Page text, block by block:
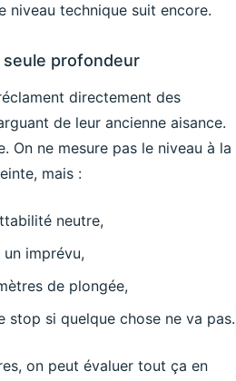
niveau technique suit encore.
seule profondeur
directement des
de leur ancienne aisance.
On ne mesure pas le niveau à la
mais :
neutre,
imprévu,
de plongée,
stop si quelque chose ne va pas.
on peut évaluer tout ça en